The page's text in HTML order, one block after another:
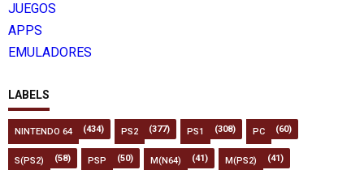
JUEGOS
APPS
EMULADORES
LABELS
NINTENDO 64 (434) PS2 (377) PS1 (308) PC (60)
S(PS2) (58) PSP (50) M(N64) (41) M(PS2) (41)